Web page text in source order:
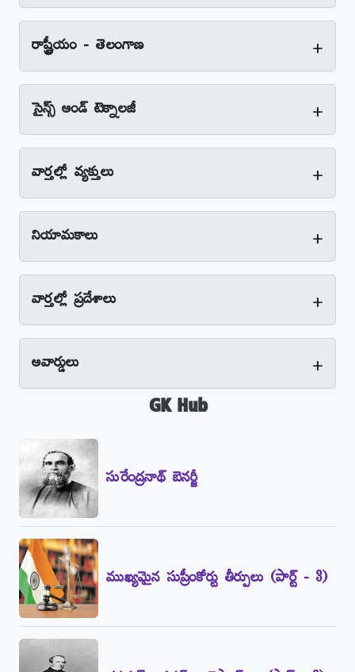
రాష్ట్రీయం - తెలంగాణ +
సైన్స్‌ అండ్‌ టెక్నాలజీ +
వార్తల్లో వ్యక్తులు +
నియామకాలు +
వార్తల్లో ప్రదేశాలు +
అవార్డులు +
GK Hub
సురేంద్రనాథ్‌ బెనర్జీ
ముఖ్యమైన సుప్రీంకోర్టు తీర్పులు (పార్ట్‌ - 3)